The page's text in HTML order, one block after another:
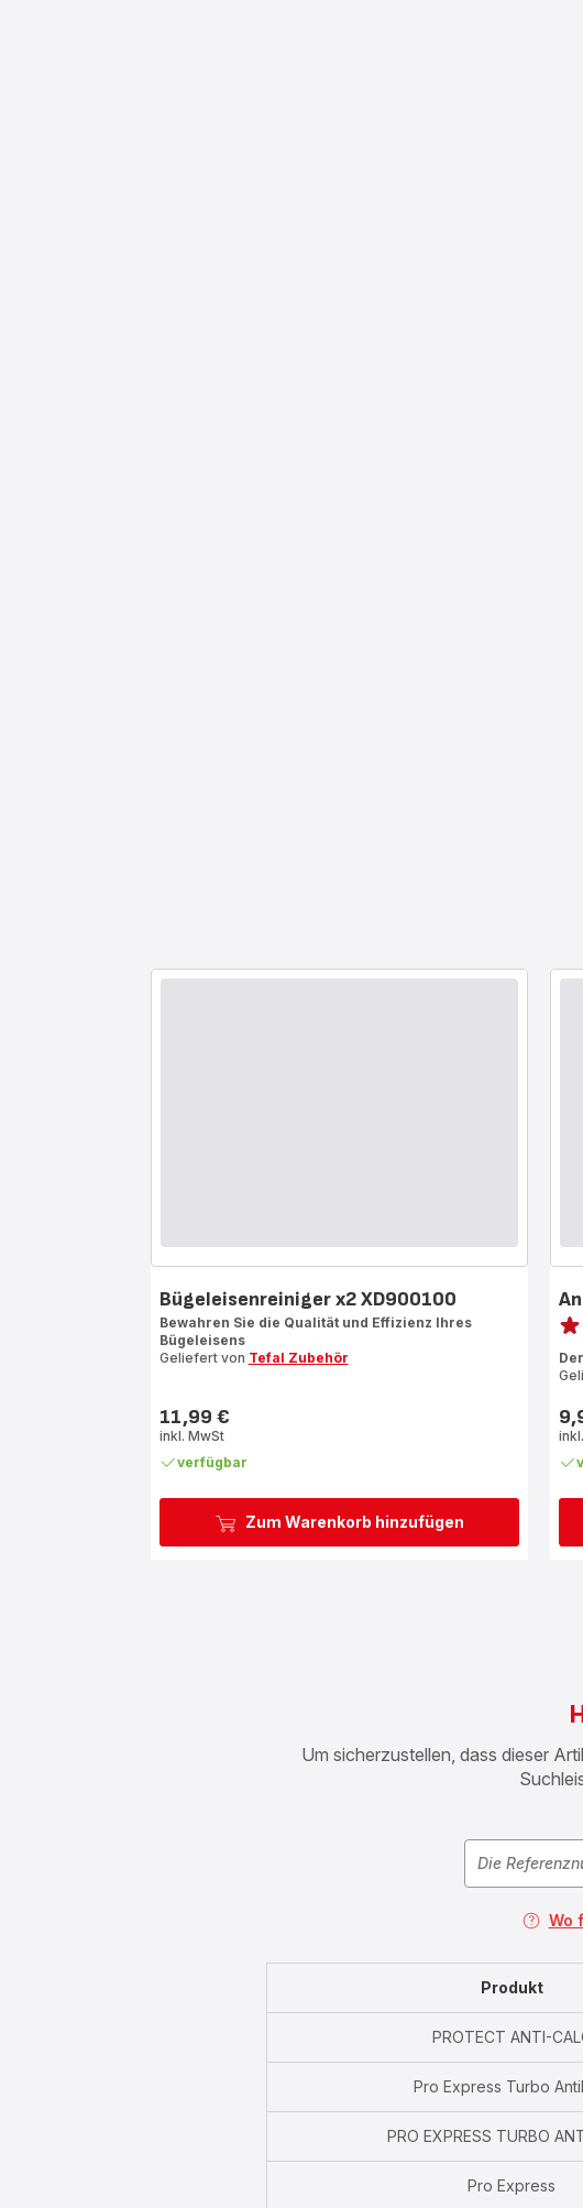
Zum Warenkorb hinzufügen
Bügeleisenreiniger x2 XD900100
Bewahren Sie die Qualität und Effizienz Ihres
Bügeleisens
Geliefert von Tefal Zubehör
Preis
11,99 €
inkl. MwSt
verfügbar
Um sicherzustellen, dass dieser
Wo
Produkt
PROTECT ANTI-
Pro Express Turbo
PRO EXPRESS TURBO
Pro Express